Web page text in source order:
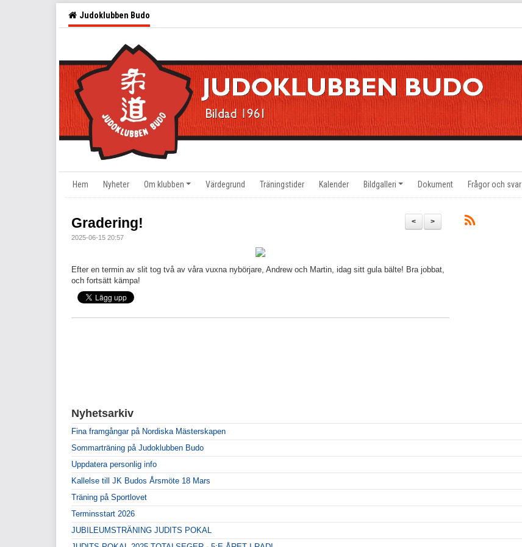
Judoklubben Budo
Hem Nyheter Om klubben Värdegrund Träningstider Kalender Bildgalleri Dokument Frågor och svar
>
<
Gradering!
2025-06-15 20:57
Efter en termin av slit tog två av våra vuxna nybörjare, Andrew och Martin, idag sitt gula bälte! Bra jobbat,
och fortsätt kämpa!
Nyhetsarkiv
Fina framgångar på Nordiska Mästerskapen
Sommarträning på Judoklubben Budo
Uppdatera personlig info
Kallelse till JK Budos Årsmöte 18 Mars
Träning på Sportlovet
Terminsstart 2026
JUBILEUMSTRÄNING JUDITS POKAL